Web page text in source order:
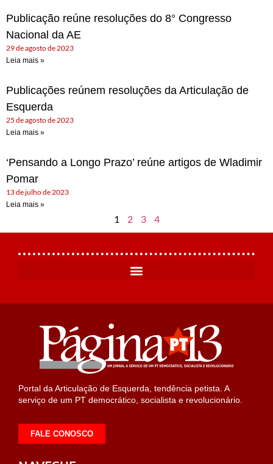
Publicação reúne resoluções do 8° Congresso
Nacional da AE
29 de agosto de 2023
Leia mais »
Publicações reúnem resoluções da Articulação de
Esquerda
25 de agosto de 2023
Leia mais »
‘Pensando a Longo Prazo’ reúne artigos de Wladimir
Pomar
13 de julho de 2023
Leia mais »
1 2 3 4
Portal da Articulação de Esquerda, tendência petista. A
serviço de um PT democrático, socialista e revolucionário.
FALE CONOSCO